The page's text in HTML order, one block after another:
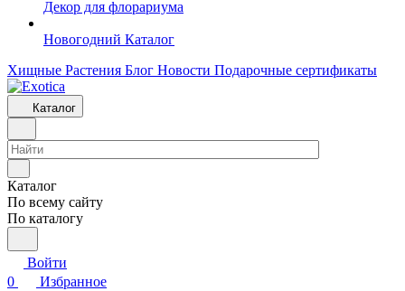
Декор для флорариума
Новогодний Каталог
Хищные Растения Блог Новости Подарочные сертификаты
Каталог
Каталог
По всему сайту
По каталогу
Войти
0
Избранное